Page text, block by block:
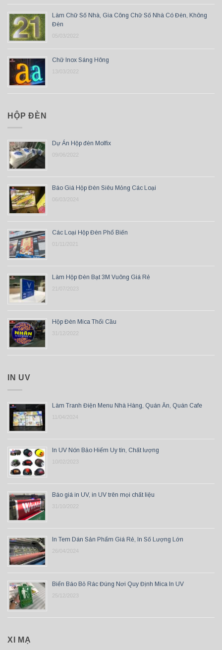
Làm Chữ Số Nhà, Gia Công Chữ Số Nhà Có Đèn, Không
Đèn
05/03/2022
Chữ Inox Sáng Hông
13/03/2022
HỘP ĐÈN
Dự Án Hộp đèn Molfix
09/06/2022
Báo Giá Hộp Đèn Siêu Mỏng Các Loại
06/03/2024
Các Loại Hộp Đèn Phổ Biến
01/11/2021
Làm Hộp Đèn Bạt 3M Vuông Giá Rẻ
21/07/2023
Hộp Đèn Mica Thổi Cầu
31/12/2022
IN UV
Làm Tranh Điện Menu Nhà Hàng, Quán Ăn, Quán Cafe
11/04/2024
In UV Nón Bảo Hiểm Uy tín, Chất lượng
10/02/2023
Báo giá in UV, in UV trên mọi chất liệu
31/10/2022
In Tem Dán Sản Phẩm Giá Rẻ, In Số Lượng Lớn
26/04/2024
Biển Báo Bỏ Rác Đúng Nơi Quy Định Mica In UV
25/12/2023
XI MẠ